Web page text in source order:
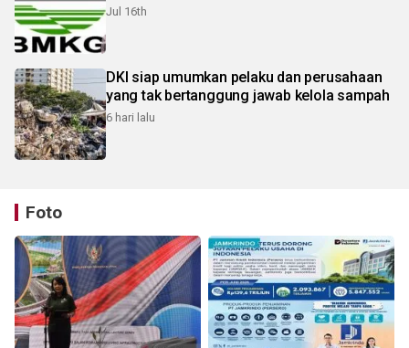
Jul 16th
DKI siap umumkan pelaku dan perusahaan
yang tak bertanggung jawab kelola sampah
6 hari lalu
Foto